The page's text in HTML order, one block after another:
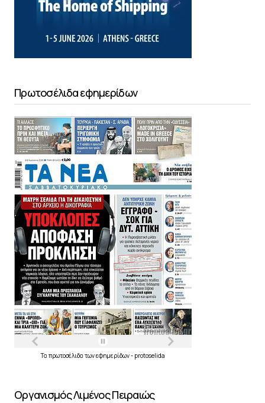
Πρωτοσέλιδα εφημερίδων
Τα πρωτοσέλιδα τωνεφημερίδων- protoselida
Οργανισμός Λιμένος Πειραιώς